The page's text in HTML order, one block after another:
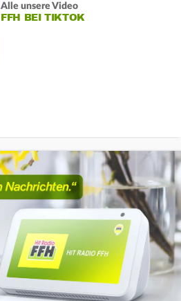
Alle unsere Video
FFH BEI TIKTOK